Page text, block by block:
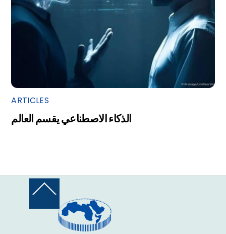
ARTICLES
الذكاء الاصطناعي يقسم العالم
Back
Top